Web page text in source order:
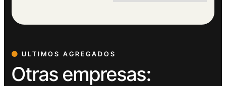
ULTIMOS AGREGADOS
Otras empresas: